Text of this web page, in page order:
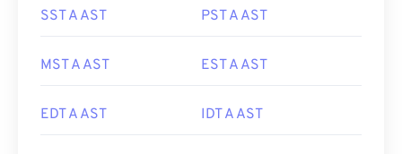
SST A AST PST A AST
MST A AST EST A AST
EDT A AST IDT A AST